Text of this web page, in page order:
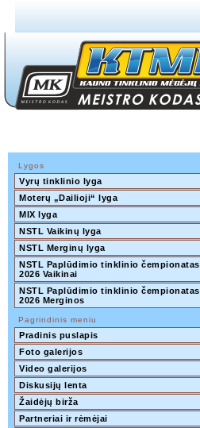
Lygos
Vyrų tinklinio lyga
Moterų „Dailioji“ lyga
MIX lyga
NSTL Vaikinų lyga
NSTL Merginų lyga
NSTL Paplūdimio tinklinio čempionatas
2026 Vaikinai
NSTL Paplūdimio tinklinio čempionatas
2026 Merginos
Pagrindinis meniu
Pradinis puslapis
Foto galerijos
Video galerijos
Diskusijų lenta
Žaidėjų birža
Partneriai ir rėmėjai